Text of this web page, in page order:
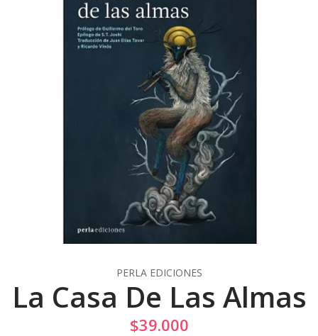
PERLA EDICIONES
La Casa De Las Almas
$39.000